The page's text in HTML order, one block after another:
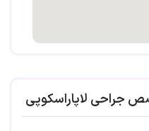
جراحی لاپاراسکوپی